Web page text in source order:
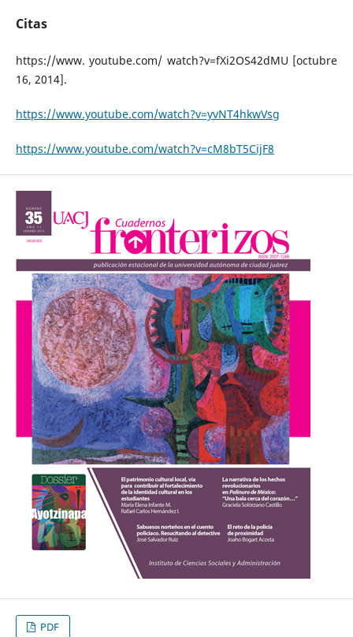
Citas
https://www. youtube.com/ watch?v=fXi2OS42dMU [octubre
16, 2014].
https://www.youtube.com/watch?v=yvNT4hkwVsg
https://www.youtube.com/watch?v=cM8bT5CijF8
PDF